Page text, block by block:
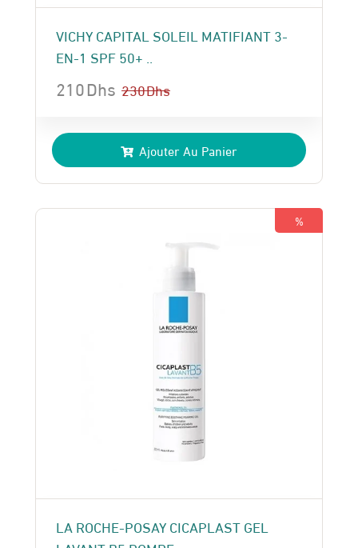
VICHY CAPITAL SOLEIL MATIFIANT 3-
EN-1 SPF 50+ ..
230Dhs
prix
initial
était :
230 Dhs.
210Dhs
prix
actuel
est :
210 Dhs.
Ajouter Au Panier
%
LA ROCHE-POSAY CICAPLAST GEL